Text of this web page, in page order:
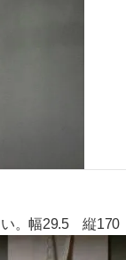
い。幅29.5 縦170